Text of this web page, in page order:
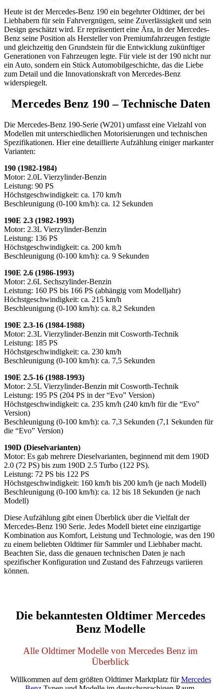
Heute ist der Mercedes-Benz 190 ein begehrter Oldtimer, der bei
Liebhabern für sein Fahrvergnügen, seine Zuverlässigkeit und sein
Design geschätzt wird. Er repräsentiert eine Ära, in der Mercedes-
Benz seine Position als Hersteller von Premiumfahrzeugen festigte
und gleichzeitig den Grundstein für die Entwicklung zukünftiger
Generationen von Fahrzeugen legte. Für viele ist der 190 nicht nur
ein Auto, sondern ein Stück Automobilgeschichte, das die Liebe
zum Detail und die Innovationskraft von Mercedes-Benz
widerspiegelt.
Mercedes Benz 190 – Technische Daten
Die Mercedes-Benz 190-Serie (W201) umfasst eine Vielzahl von
Modellen mit unterschiedlichen Motorisierungen und technischen
Spezifikationen. Hier eine detaillierte Aufzählung einiger markanter
Varianten:
190 (1982-1984)
Motor: 2.0L Vierzylinder-Benzin
Leistung: 90 PS
Höchstgeschwindigkeit: ca. 170 km/h
Beschleunigung (0-100 km/h): ca. 12 Sekunden
190E 2.3 (1982-1993)
Motor: 2.3L Vierzylinder-Benzin
Leistung: 136 PS
Höchstgeschwindigkeit: ca. 200 km/h
Beschleunigung (0-100 km/h): ca. 9 Sekunden
190E 2.6 (1986-1993)
Motor: 2.6L Sechszylinder-Benzin
Leistung: 160 PS bis 166 PS (abhängig vom Modelljahr)
Höchstgeschwindigkeit: ca. 215 km/h
Beschleunigung (0-100 km/h): ca. 8,2 Sekunden
190E 2.3-16 (1984-1988)
Motor: 2.3L Vierzylinder-Benzin mit Cosworth-Technik
Leistung: 185 PS
Höchstgeschwindigkeit: ca. 230 km/h
Beschleunigung (0-100 km/h): ca. 7,5 Sekunden
190E 2.5-16 (1988-1993)
Motor: 2.5L Vierzylinder-Benzin mit Cosworth-Technik
Leistung: 195 PS (204 PS in der “Evo” Version)
Höchstgeschwindigkeit: ca. 235 km/h (240 km/h für die “Evo”
Version)
Beschleunigung (0-100 km/h): ca. 7,3 Sekunden (7,1 Sekunden für
die “Evo” Version)
190D (Dieselvarianten)
Motor: Es gab mehrere Dieselvarianten, beginnend mit dem 190D
2.0 (72 PS) bis zum 190D 2.5 Turbo (122 PS).
Leistung: 72 PS bis 122 PS
Höchstgeschwindigkeit: 160 km/h bis 200 km/h (je nach Modell)
Beschleunigung (0-100 km/h): ca. 12 bis 18 Sekunden (je nach
Modell)
Diese Aufzählung gibt einen Überblick über die Vielfalt der
Mercedes-Benz 190 Serie. Jedes Modell bietet eine einzigartige
Kombination aus Komfort, Leistung und Technologie, was den 190
zu einem beliebten Oldtimer für Sammler und Liebhaber macht.
Beachten Sie, dass die genauen technischen Daten je nach
spezifischer Konfiguration und Zustand des Fahrzeugs variieren
können.
Die bekanntesten Oldtimer Mercedes
Benz Modelle
Alle Oldtimer Modelle von Mercedes Benz im
Überblick
Willkommen auf dem größten Oldtimer Marktplatz fürMercedes